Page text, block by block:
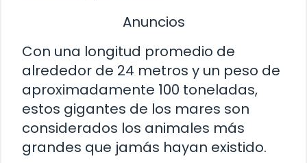
Anuncios
Con una longitud promedio de
alrededor de 24 metros y un peso de
aproximadamente 100 toneladas,
estos gigantes de los mares son
considerados los animales más
grandes que jamás hayan existido.